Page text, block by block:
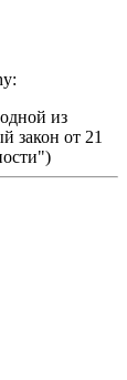
из
закон от 21